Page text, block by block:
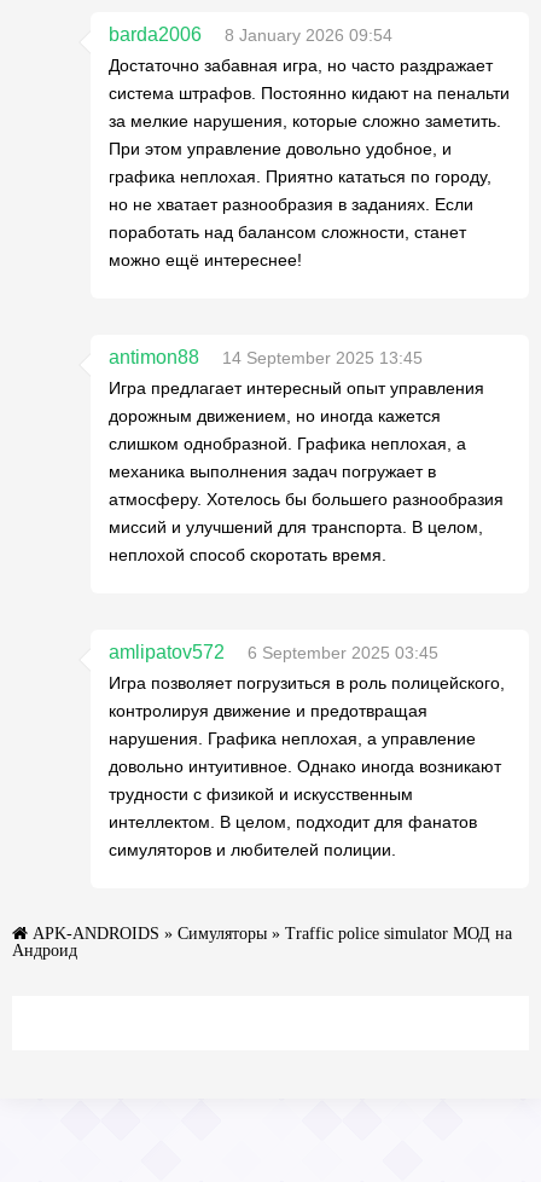
barda2006
8 January 2026 09:54
Достаточно забавная игра, но часто раздражает
система штрафов. Постоянно кидают на пенальти
за мелкие нарушения, которые сложно заметить.
При этом управление довольно удобное, и
графика неплохая. Приятно кататься по городу,
но не хватает разнообразия в заданиях. Если
поработать над балансом сложности, станет
можно ещё интереснее!
antimon88
14 September 2025 13:45
Игра предлагает интересный опыт управления
дорожным движением, но иногда кажется
слишком однобразной. Графика неплохая, а
механика выполнения задач погружает в
атмосферу. Хотелось бы большего разнообразия
миссий и улучшений для транспорта. В целом,
неплохой способ скоротать время.
amlipatov572
6 September 2025 03:45
Игра позволяет погрузиться в роль полицейского,
контролируя движение и предотвращая
нарушения. Графика неплохая, а управление
довольно интуитивное. Однако иногда возникают
трудности с физикой и искусственным
интеллектом. В целом, подходит для фанатов
симуляторов и любителей полиции.
APK-ANDROIDS » Симуляторы » Traffic police simulator МОД на
Андроид